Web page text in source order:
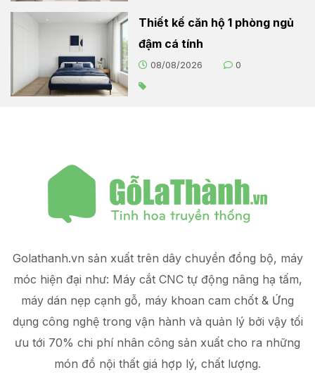
Thiết kế căn hộ 1 phòng ngủ
đậm cá tính
08/08/2026 0
Golathanh.vn sản xuất trên dây chuyền đồng bộ, máy
móc hiện đại như: Máy cắt CNC tự động nâng hạ tấm,
máy dán nẹp cạnh gỗ, máy khoan cam chốt & Ứng
dụng công nghệ trong vận hành và quản lý bởi vậy tối
ưu tới 70% chi phí nhân công sản xuất cho ra những
món đồ nội thất giá hợp lý, chất lượng.